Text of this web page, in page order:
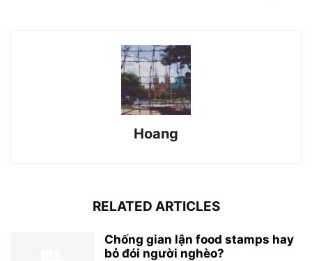
Hoang
RELATED ARTICLES
Chống gian lận food stamps hay
bỏ đói người nghèo?